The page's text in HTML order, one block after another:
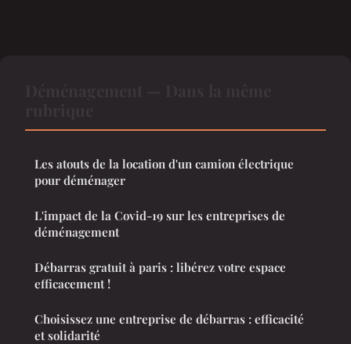
Les atouts de la location d'un camion électrique
pour déménager
L'impact de la Covid-19 sur les entreprises de
déménagement
Débarras gratuit à paris : libérez votre espace
efficacement !
Choisissez une entreprise de débarras : efficacité
et solidarité